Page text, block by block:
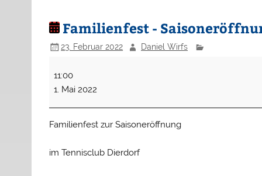
Familienfest -
23. Februar 2022 Daniel Wirfs
Saisoneröffnung
11:00
1. Mai 2022
Familienfest zur Saisoneröffnung
im Tennisclub Dierdorf